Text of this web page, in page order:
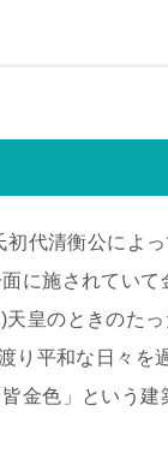
代清衡公によ
に施されていて
皇のときのたっ
り平和な日々を
金色」という建